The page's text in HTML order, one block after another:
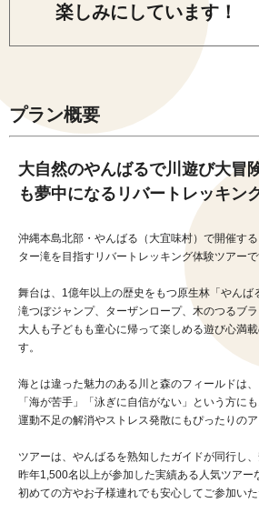
楽しみにしています！
プラン概要
大自然のやんばるで川遊び大冒
も夢中になるリバートレッキン
沖縄本島北部・やんばる（大宜味村）で開催する
ター滝を目指すリバートレッキング体験ツアーで
舞台は、1億年以上の歴史をもつ原生林「やんば
滝つぼジャンプ、ターザンロープ、木のつるブラ
大人も子どもも童心に帰って楽しめる遊び心満
す。
海とは違った魅力のある川と森のフィールドは、
「海が苦手」「泳ぎに自信がない」という方にも
運動不足の解消やストレス発散にもぴったりのア
ツアーは、やんばるを熟知したガイドが同行し、
昨年1,500名以上が参加した実績ある人気ツアー
初めての方やお子様連れでも安心してご参加いた